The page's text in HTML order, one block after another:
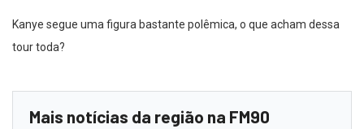
Kanye segue uma figura bastante polêmica, o que acham dessa
tour toda?
Mais notícias da região na FM90